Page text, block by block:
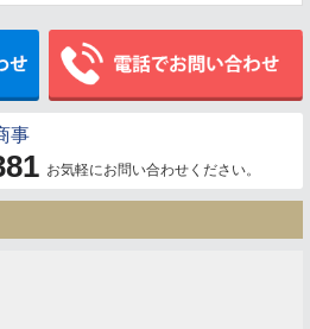
メールでお問い合わせ
事
お気軽にお問い合わせください。